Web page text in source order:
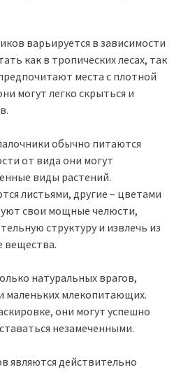
варьируется в зависимости
как в тропических лесах, так
места с плотной
могут легко скрыться и
обычно питаются
от вида они могут
виды растений.
листьями, другие – цветами
свои мощные челюсти,
структуру и извлечь из
вещества.
натуральных врагов,
маленьких млекопитающих.
они могут успешно
незамеченными.
являются действительно